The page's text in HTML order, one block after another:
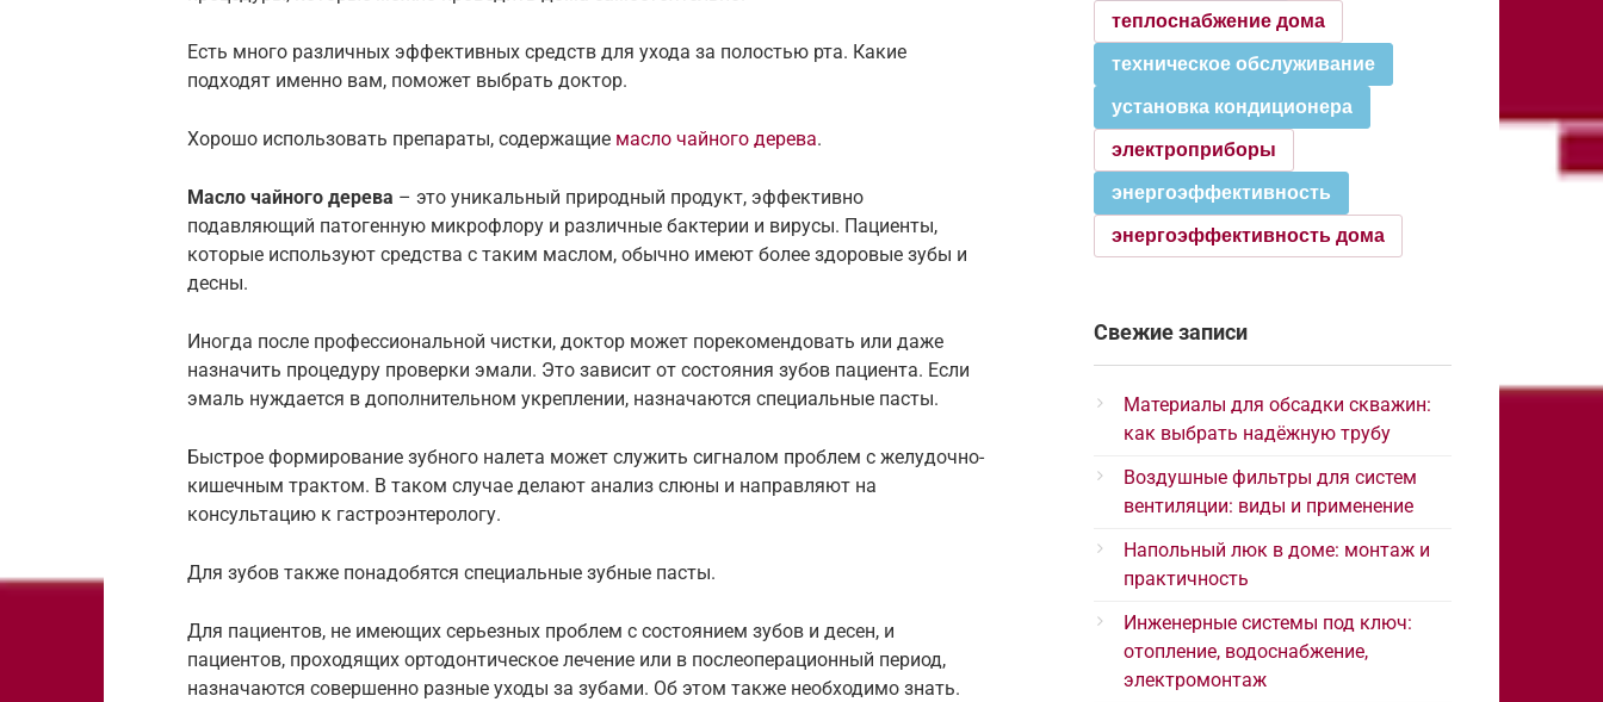
Есть много различных эффективных средств для ухода за полостью рта. Какие
подходят именно вам, поможет выбрать доктор.
Хорошо использовать препараты, содержащие масло чайного дерева.
Масло чайного дерева – это уникальный природный продукт, эффективно
подавляющий патогенную микрофлору и различные бактерии и вирусы. Пациенты,
которые используют средства с таким маслом, обычно имеют более здоровые зубы и
десны.
Иногда после профессиональной чистки, доктор может порекомендовать или даже
назначить процедуру проверки эмали. Это зависит от состояния зубов пациента. Если
эмаль нуждается в дополнительном укреплении, назначаются специальные пасты.
Быстрое формирование зубного налета может служить сигналом проблем с желудочно-
кишечным трактом. В таком случае делают анализ слюны и направляют на
консультацию к гастроэнтерологу.
Для зубов также понадобятся специальные зубные пасты.
Для пациентов, не имеющих серьезных проблем с состоянием зубов и десен, и
пациентов, проходящих ортодонтическое лечение или в послеоперационный период,
назначаются совершенно разные уходы за зубами. Об этом также необходимо знать.
теплоснабжение дома
техническое обслуживание
установка кондиционера
электроприборы
энергоэффективность
энергоэффективность дома
Свежие записи
Материалы для обсадки скважин:
как выбрать надёжную трубу
Воздушные фильтры для систем
вентиляции: виды и применение
Напольный люк в доме: монтаж и
практичность
Инженерные системы под ключ:
отопление, водоснабжение,
электромонтаж